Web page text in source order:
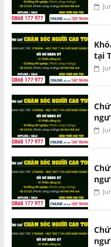
tại